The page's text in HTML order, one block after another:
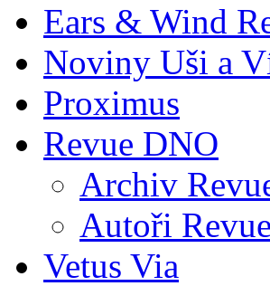
Ears & Wind
Noviny Uši a
Proximus
Revue DNO
Archiv
Autoři
Vetus Via